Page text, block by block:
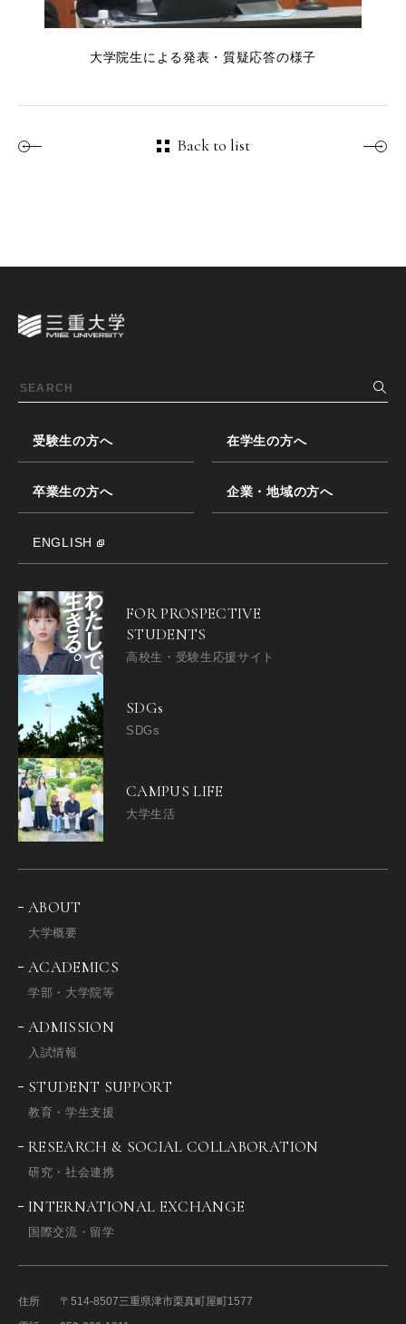
大学院生による発表・質疑応答の様子
Back to list
受験生の方へ 在学生の方へ
卒業生の方へ 企業・地域の方へ
ENGLISH
FOR PROSPECTIVE
STUDENTS
高校生・受験生応援サイト
SDGs
SDGs
CAMPUS LIFE
大学生活
ABOUT
大学概要
ACADEMICS
学部・大学院等
ADMISSION
入試情報
STUDENT SUPPORT
教育・学生支援
RESEARCH & SOCIAL COLLABORATION
研究・社会連携
INTERNATIONAL EXCHANGE
国際交流・留学
住所 〒514-8507三重県津市栗真町屋町1577